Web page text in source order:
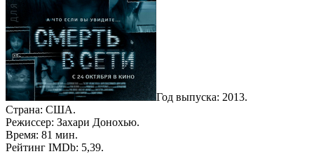
Год выпуска: 2013.
Страна: США.
Режиссер: Захари Донохью.
Время: 81 мин.
Рейтинг IMDb: 5,39.